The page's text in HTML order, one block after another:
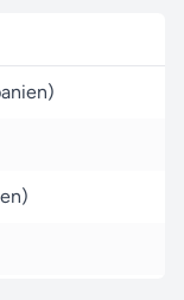
von
2026 in
nach 7 Tagen
Cruz de
um
mit unserer